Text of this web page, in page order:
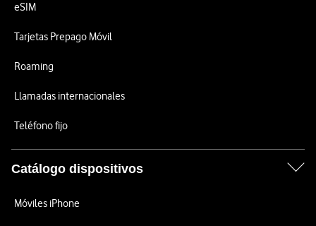
eSIM
Tarjetas Prepago Móvil
Roaming
Llamadas internacionales
Teléfono fijo
Catálogo dispositivos
Móviles iPhone